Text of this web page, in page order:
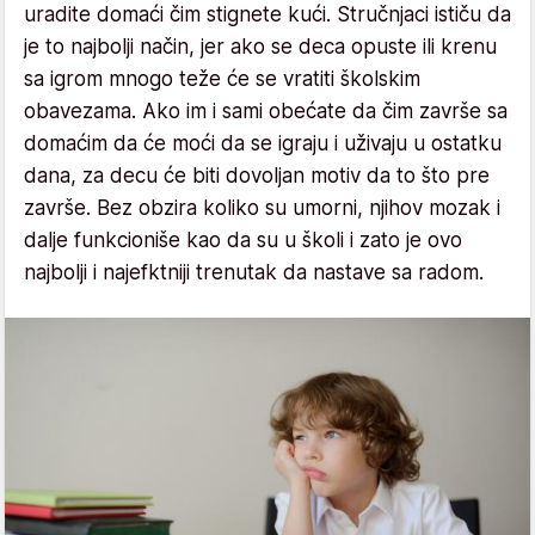
uradite domaći čim stignete kući. Stručnjaci ističu da
je to najbolji način, jer ako se deca opuste ili krenu
sa igrom mnogo teže će se vratiti školskim
obavezama. Ako im i sami obećate da čim završe sa
domaćim da će moći da se igraju i uživaju u ostatku
dana, za decu će biti dovoljan motiv da to što pre
završe. Bez obzira koliko su umorni, njihov mozak i
dalje funkcioniše kao da su u školi i zato je ovo
najbolji i najefktniji trenutak da nastave sa radom.